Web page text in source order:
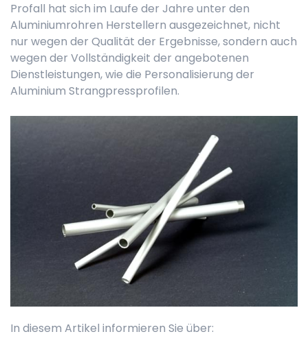
Profall hat sich im Laufe der Jahre unter den
Aluminiumrohren Herstellern ausgezeichnet, nicht
nur wegen der Qualität der Ergebnisse, sondern auch
wegen der Vollständigkeit der angebotenen
Dienstleistungen, wie die Personalisierung der
Aluminium Strangpressprofilen.
In diesem Artikel informieren Sie über: